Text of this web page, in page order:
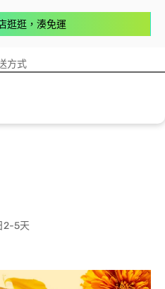
逛逛，湊免運
方式
2-5天